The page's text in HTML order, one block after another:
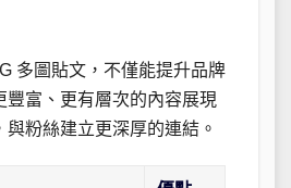
多圖貼文，不僅能提升品牌
豐富、更有層次的內容展現
與粉絲建立更深厚的連結。